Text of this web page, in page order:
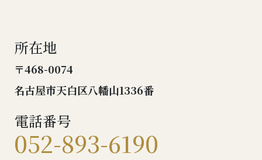
所在地
〒468-0074
名古屋市天白区八幡山1336番
電話番号
052-893-6190